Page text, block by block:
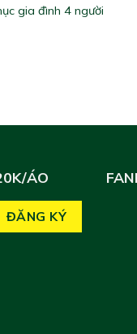
gia đình 4 người
ÁO